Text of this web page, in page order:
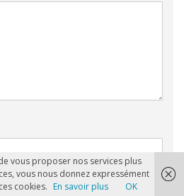
vous proposer nos services plus
vous nous donnez expressément
cookies. En savoir plus OK